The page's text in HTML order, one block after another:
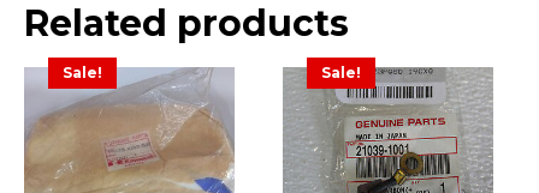
Related products
Sale! Sale!